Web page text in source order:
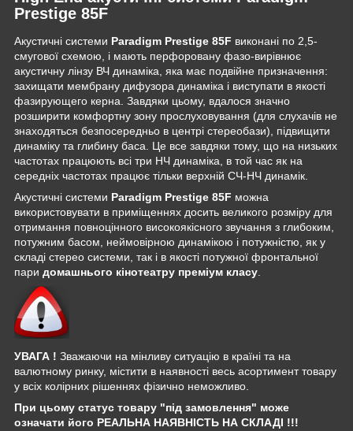
Prestige 85F
Акустичні системи Paradigm Prestige 85F виконані по 2,5-
смугової схемою, і мають перфоровану фазо-вирівнює
акустичну лінзу ВЧ динаміка, яка має подвійне призначення:
захищати мембрану дифузора динаміка і виступати в якості
фазирующего керна. Завдяки цьому, вдалося значно
розширити комфортну зону прослуховування (для слухачів не
знаходяться безпосередньо в центрі стереобази), підвищити
динаміку та глибину баса. Це все завдяки тому, що на низьких
частотах працюють всі три НЧ динаміка, в той час як на
середніх частотах працює тільки верхній СЧ-НЧ динамік.
Акустичні системи Paradigm Prestige 85F можна
використовувати в приміщеннях досить великого розміру для
отримання повноцінного високоякісного звучання з глибоким,
потужним басом, неймовірною динамікою і потужністю, як у
складі стерео системи, так і в якості потужної фронтальної
пари домашнього кінотеатру преміум класу.
УВАГА ! Зважаючи на мінливу ситуацію в країні та на
валютному ринку, містити в наявності весь асортимент товару
у всіх колірних рішеннях фізично неможливо.
При цьому статус товару "під замовлення" може
означати його РЕАЛЬНА НАЯВНІСТЬ НА СКЛАДІ !!!